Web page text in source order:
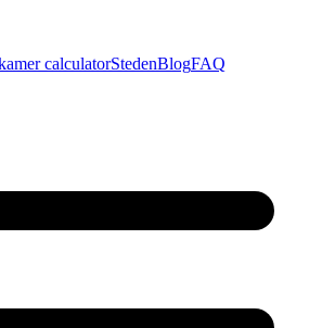
calculatorStedenBlogFAQ